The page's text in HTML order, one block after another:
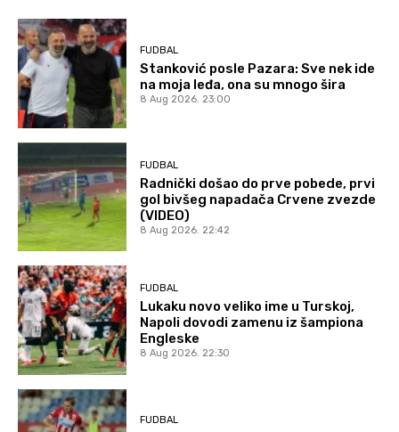
FUDBAL
Stanković posle Pazara: Sve nek ide
na moja leđa, ona su mnogo šira
8 Aug 2026. 23:00
FUDBAL
Radnički došao do prve pobede, prvi
gol bivšeg napadača Crvene zvezde
(VIDEO)
8 Aug 2026. 22:42
FUDBAL
Lukaku novo veliko ime u Turskoj,
Napoli dovodi zamenu iz šampiona
Engleske
8 Aug 2026. 22:30
FUDBAL